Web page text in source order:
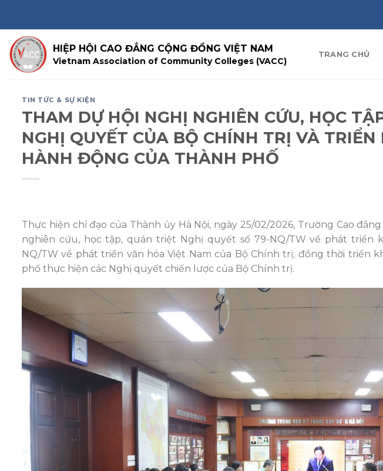
content
HIỆP HỘI CAO ĐẲNG CỘNG ĐỒNG VIỆT NAM
Vietnam Association of Community Colleges (VACC)
TRANG CHỦ
TIN TỨC & SỰ KIỆN
THAM DỰ HỘI NGHỊ NGHIÊN CỨU, HỌC
NGHỊ QUYẾT CỦA BỘ CHÍNH TRỊ VÀ
HÀNH ĐỘNG CỦA THÀNH PHỐ
Thực hiện chỉ đạo của Thành ủy Hà Nội, ngày 25/02/2026, Trường Cao
nghiên cứu, học tập, quán triệt Nghị quyết số 79-NQ/TW về phát triển
NQ/TW về phát triển văn hóa Việt Nam của Bộ Chính trị; đồng thời triển
phố thực hiện các Nghị quyết chiến lược của Bộ Chính trị.